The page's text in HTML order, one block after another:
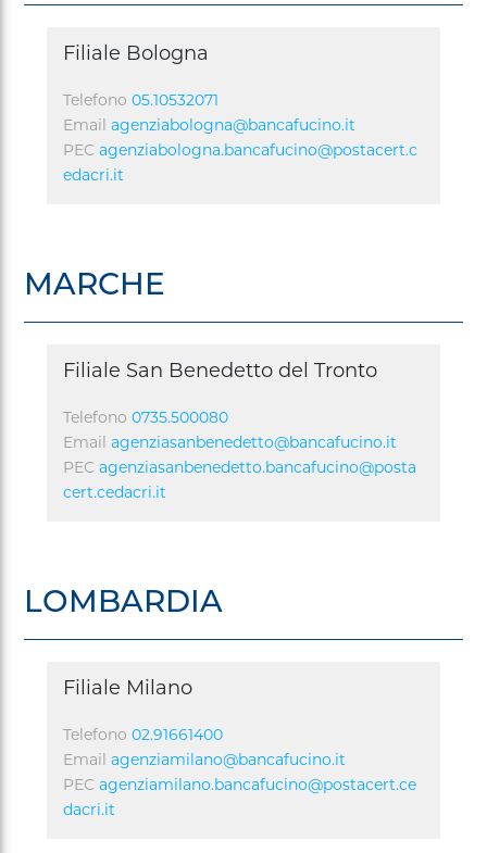
Filiale Bologna
Telefono 05.10532071
Email agenziabologna@bancafucino.it
PEC agenziabologna.bancafucino@postacert.c
edacri.it
LOMBARDIA
Filiale Milano
Telefono 02.91661400
Email agenziamilano@bancafucino.it
PEC agenziamilano.bancafucino@postacert.ce
dacri.it
MARCHE
Filiale San Benedetto del Tronto
Telefono 0735.500080
Email agenziasanbenedetto@bancafucino.it
PEC agenziasanbenedetto.bancafucino@posta
cert.cedacri.it